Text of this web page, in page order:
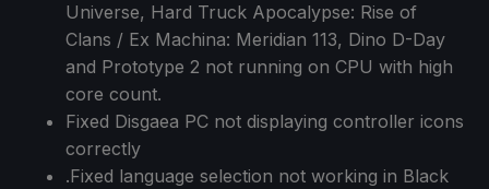
Universe, Hard Truck Apocalypse: Rise of
Clans / Ex Machina: Meridian 113, Dino D-Day
and Prototype 2 not running on CPU with high
core count.
Fixed Disgaea PC not displaying controller icons
correctly
.Fixed language selection not working in Black